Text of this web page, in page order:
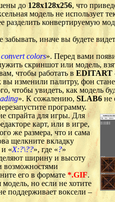
до 128x128x256, что
модель не использует
конвертируемую
иначе вы будете
colors». Перед вами
скриншот или модель,
чтобы работать в EDITART
изменили палитру, фон
чтобы увидеть, как модель
». К сожалению, SLAB6 не
программу.
спрайта для игры. Для
карт, или в игре,
же размера, что и сама
щелкните вкладку
и «X:?\??», где «?»
ширину и высоту
возможностями
его в формате*.GIF.
модель, но если не хотите
поддерживает воксели –